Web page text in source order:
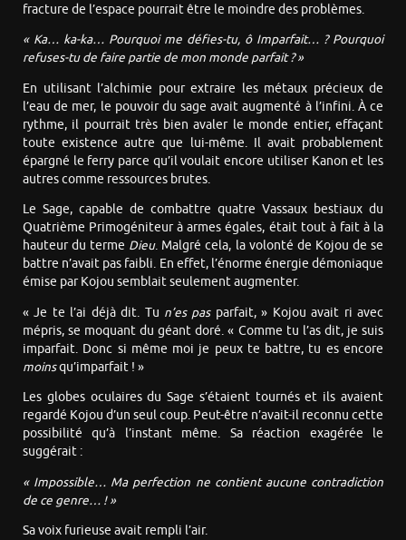
fracture de l’espace pourrait être le moindre des problèmes.
« Ka… ka-ka… Pourquoi me défies-tu, ô Imparfait… ? Pourquoi
refuses-tu de faire partie de mon monde parfait ? »
En utilisant l’alchimie pour extraire les métaux précieux de
l’eau de mer, le pouvoir du sage avait augmenté à l’infini. À ce
rythme, il pourrait très bien avaler le monde entier, effaçant
toute existence autre que lui-même. Il avait probablement
épargné le ferry parce qu’il voulait encore utiliser Kanon et les
autres comme ressources brutes.
Le Sage, capable de combattre quatre Vassaux bestiaux du
Quatrième Primogéniteur à armes égales, était tout à fait à la
hauteur du terme Dieu. Malgré cela, la volonté de Kojou de se
battre n’avait pas faibli. En effet, l’énorme énergie démoniaque
émise par Kojou semblait seulement augmenter.
« Je te l’ai déjà dit. Tu n’es pas parfait, » Kojou avait ri avec
mépris, se moquant du géant doré. « Comme tu l’as dit, je suis
imparfait. Donc si même moi je peux te battre, tu es encore
moinsqu’imparfait ! »
Les globes oculaires du Sage s’étaient tournés et ils avaient
regardé Kojou d’un seul coup. Peut-être n’avait-il reconnu cette
possibilité qu’à l’instant même. Sa réaction exagérée le
suggérait :
« Impossible… Ma perfection ne contient aucune contradiction
de ce genre… ! »
Sa voix furieuse avait rempli l’air.